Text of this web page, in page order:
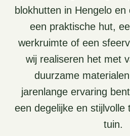
blokhutten in Hengelo
een praktische hut,
werkruimte of een
wij realiseren het met
duurzame
jarenlange ervaring
een degelijke en stijlvolle
tuin.